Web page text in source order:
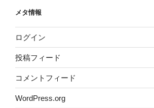
メタ情報
ログイン
投稿フィード
コメントフィード
WordPress.org